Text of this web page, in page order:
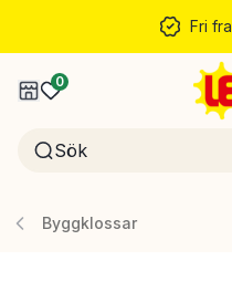
Fri
0
Byggklossar